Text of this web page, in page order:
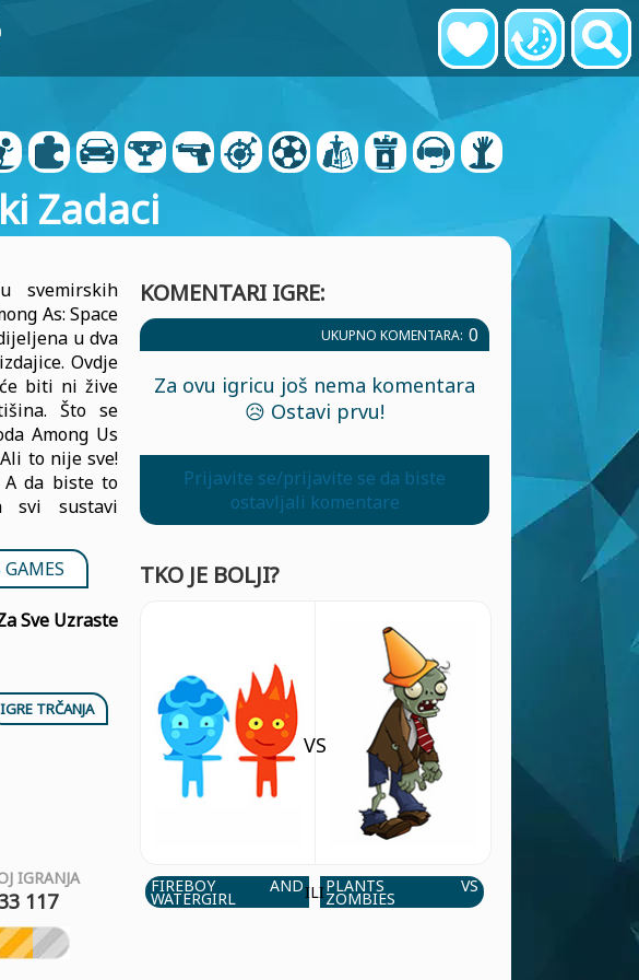
Zadaci
svemirskih
As: Space
u dva
Ovdje
biti ni žive
Što se
Among Us
to nije sve!
A da biste to
svi sustavi
Sve Uzraste
IGRE TRČANJA
IGRANJA
117
KOMENTARI IGRE:
UKUPNO KOMENTARA: 0
Za ovu igricu još nema komentara
😥 Ostavi prvu!
Prijavite se/prijavite se da biste
ostavljali komentare
TKO JE BOLJI?
FIREBOY AND
WATERGIRL
VS
ILIPLANTS VS
ZOMBIES